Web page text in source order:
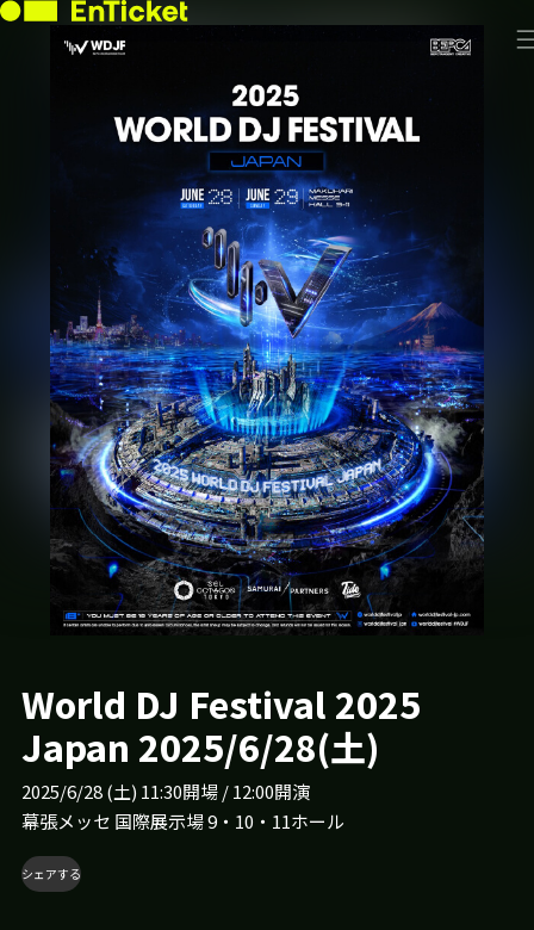
World DJ Festival 2025
Japan 2025/6/28(土)
2025/6/28 (土) 11:30開場 / 12:00開演
幕張メッセ 国際展示場 9・10・11ホール
シェアする
アラン・ウォーカー
ダブヴィジョン
Matisse & Sadko
Third Party
Guy Arthur
Yuuki Yoshiiyama B2B DAIKI
Animato
WHITENO1SE
クルーウェラ
Habstrakt